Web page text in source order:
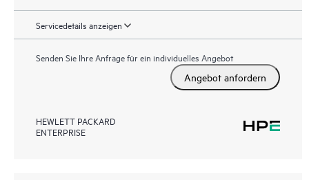
Servicedetails anzeigen
Senden Sie Ihre Anfrage für ein individuelles Angebot
Angebot anfordern
HEWLETT PACKARD
ENTERPRISE